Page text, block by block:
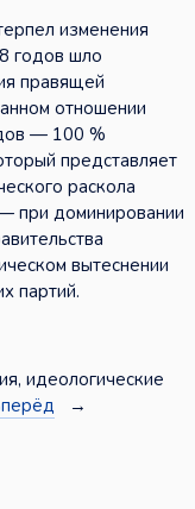
изменения
годов шло
правящей
отношении
— 100 %
представляет
раскола
при доминировании
вытеснении
партий.
идеологические
→